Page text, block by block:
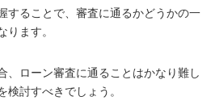
することで、審査に通るかどうかの一
ります。
、ローン審査に通ることはかなり難し
検討すべきでしょう。